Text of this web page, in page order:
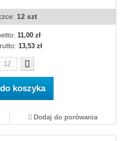
12 szt
11,00 zł
13,53 zł
koszyka
Dodaj do porówania